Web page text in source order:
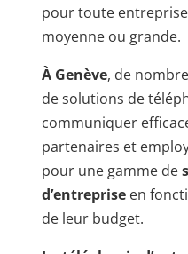
pour toute
moyenne ou grande.
À Genève, de
de solutions de
communiquer
partenaires et
pour une gamme de
d’entreprise en
de leur budget.